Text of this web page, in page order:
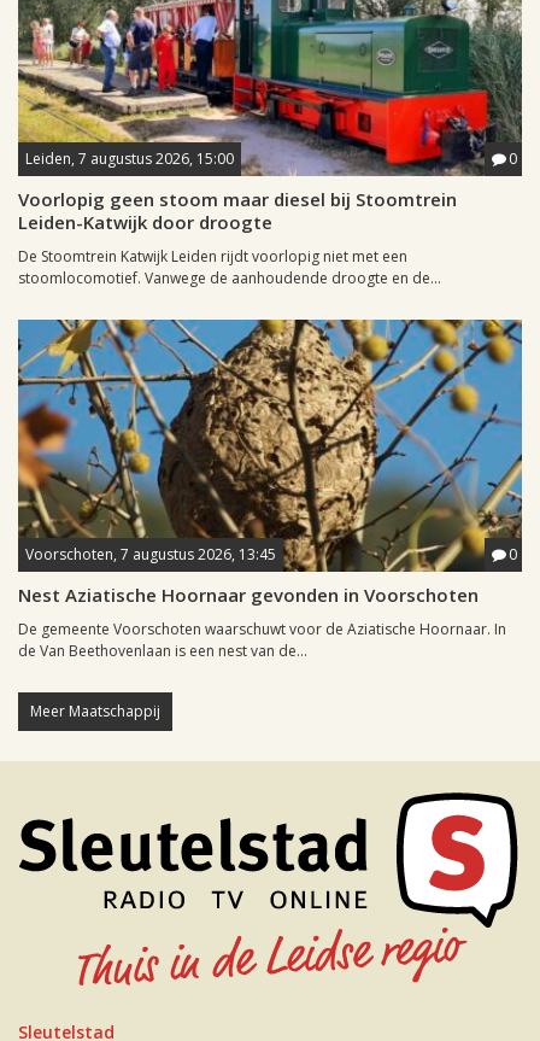
Leiden, 7 augustus 2026, 15:00 0
Voorlopig geen stoom maar diesel bij Stoomtrein
Leiden-Katwijk door droogte
De Stoomtrein Katwijk Leiden rijdt voorlopig niet met een
stoomlocomotief. Vanwege de aanhoudende droogte en de...
Voorschoten, 7 augustus 2026, 13:45 0
Nest Aziatische Hoornaar gevonden in Voorschoten
De gemeente Voorschoten waarschuwt voor de Aziatische Hoornaar. In
de Van Beethovenlaan is een nest van de...
Meer Maatschappij
Sleutelstad